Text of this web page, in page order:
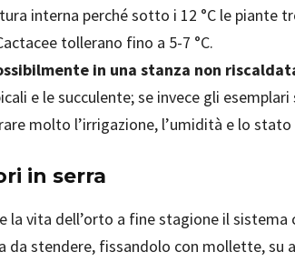
interna perché sotto i 12 °C le piante
tollerano fino a 5-7 °C.
in una stanza non
e le succulente; se invece gli
molto l’irrigazione, l’umidità e lo
in serra
la vita dell’orto a fine stagione il sistema
da stendere, fissandolo con mollette, su